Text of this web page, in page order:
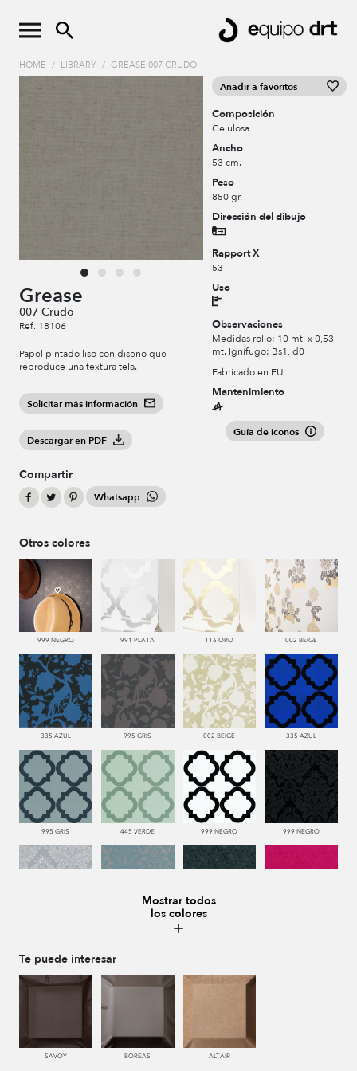
HOME / LIBRARY / GREASE 007 CRUDO
Grease
007 Crudo
Ref. 18106
Papel pintado liso con diseño que
reproduce una textura tela.
Solicitar más información
Descargar en PDF
Compartir
Whatsapp
Añadir a favoritos
Composición
Celulosa
Ancho
53 cm.
Peso
850 gr.
Dirección del dibujo
Rapport X
53
Uso
Observaciones
Medidas rollo: 10 mt. x 0,53
mt. Ignífugo: Bs1, d0
Fabricado en EU
Mantenimiento
Guía de iconos
Otros colores
999 NEGRO 991 PLATA 116 ORO 002 BEIGE
335 AZUL 995 GRIS 002 BEIGE 335 AZUL
995 GRIS 445 VERDE 999 NEGRO 999 NEGRO
Mostrar todos
los colores
Te puede interesar
SAVOY BOREAS ALTAIR